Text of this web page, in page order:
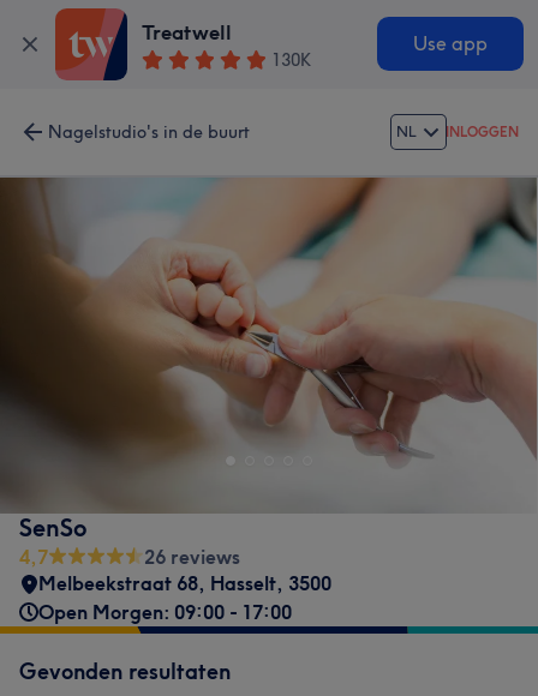
Treatwell
130K
Use app
Nagelstudio's in de buurt NL INLOGGEN
SenSo
4,7
26 reviews
Melbeekstraat 68, Hasselt, 3500
Open Morgen: 09:00 - 17:00
Gevonden resultaten